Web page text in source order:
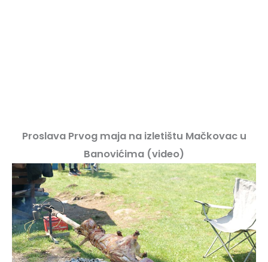
Proslava Prvog maja na izletištu Mačkovac u
Banovićima (video)